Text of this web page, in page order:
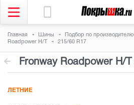
Главная Шины Подбор по производителю
Roadpower H/T
215/60 R17
Fronway Roadpower H/T
ЛЕТНИЕ